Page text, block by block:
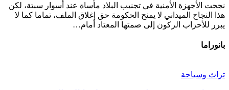
نجحت الأجهزة الأمنية في تجنيب البلاد مأساة عند أسوار سبتة، لكن
هذا النجاح الميداني لا يمنح الحكومة حق إغلاق الملف، تماما كما لا
يبرر للأحزاب الركون إلى صمتها المعتاد أمام…
بانوراما
تراث وسياحة